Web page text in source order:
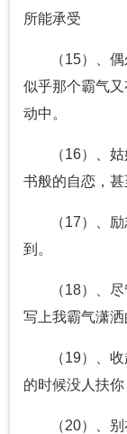
所能承受
（15）、
似乎那个霸气
动中。
（16）、
书般的自恋，甚
（17）、
到。
（18）、
写上我霸气潇洒
（19）、
的时候没人扶
（20）、